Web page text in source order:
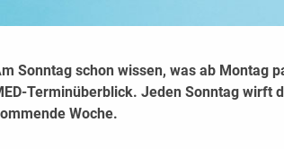
Sonntag schon wissen, was ab Montag
Terminüberblick. Jeden Sonntag wirft
Woche.